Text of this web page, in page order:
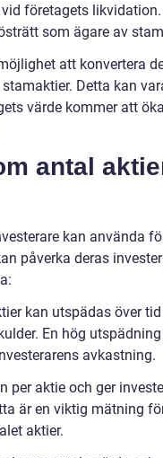
företagets
som ägare av
att konvertera
Detta kan
värde kommer att
antal
kan använda
påverka deras
kan utspädas över
En hög
avkastning.
per aktie och ger
är en viktig mätning
aktier.